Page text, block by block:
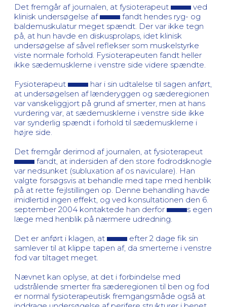
Det fremgår af journalen, at fysioterapeut
ved
klinisk undersøgelse af
fandt hendes ryg- og
baldemuskulatur meget spændt. Der var ikke tegn
på, at hun havde en diskusprolaps, idet klinisk
undersøgelse af såvel reflekser som muskelstyrke
viste normale forhold. Fysioterapeuten fandt heller
ikke sædemusklerne i venstre side videre spændte.
Fysioterapeut
har i sin udtalelse til sagen anført,
at undersøgelsen af lænderyggen og sæderegionen
var vanskeliggjort på grund af smerter, men at hans
vurdering var, at sædemusklerne i venstre side ikke
var synderlig spændt i forhold til sædemusklerne i
højre side.
Det fremgår derimod af journalen, at fysioterapeut
fandt, at indersiden af den store fodrodsknogle
var nedsunket (subluxation af os naviculare). Han
valgte forsøgsvis at behandle med tape med henblik
på at rette fejlstillingen op. Denne behandling havde
imidlertid ingen effekt, og ved konsultationen den 6.
september 2004 kontaktede han derfor
s egen
læge med henblik på nærmere udredning.
Det er anført i klagen, at
efter 2 dage fik sin
samlever til at klippe tapen af, da smerterne i venstre
fod var tiltaget meget.
Nævnet kan oplyse, at det i forbindelse med
udstrålende smerter fra sæderegionen til ben og fod
er normal fysioterapeutisk fremgangsmåde også at